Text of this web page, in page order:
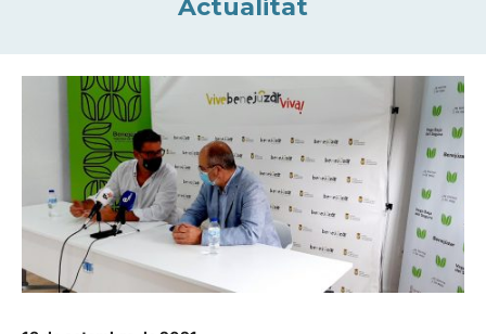
Actualitat